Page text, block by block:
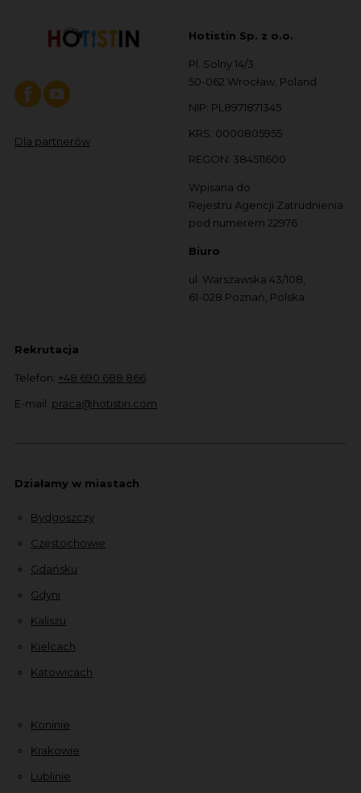
Dla partnerów
Hotistin Sp. z o.o.
Pl. Solny 14/3
50-062 Wrocław, Poland
NIP: PL8971871345
KRS: 0000805955
REGON: 384511600
Wpisana do
Rejestru Agencji Zatrudnienia
pod numerem 22976
Biuro
ul. Warszawska 43/108,
61-028 Poznań, Polska
Rekrutacja
Telefon: +48 690 688 866
E-mail: praca@hotistin.com
Działamy w miastach
Bydgoszczy
Częstochowie
Gdańsku
Gdyni
Kaliszu
Kielcach
Katowicach
Koninie
Krakowie
Lublinie